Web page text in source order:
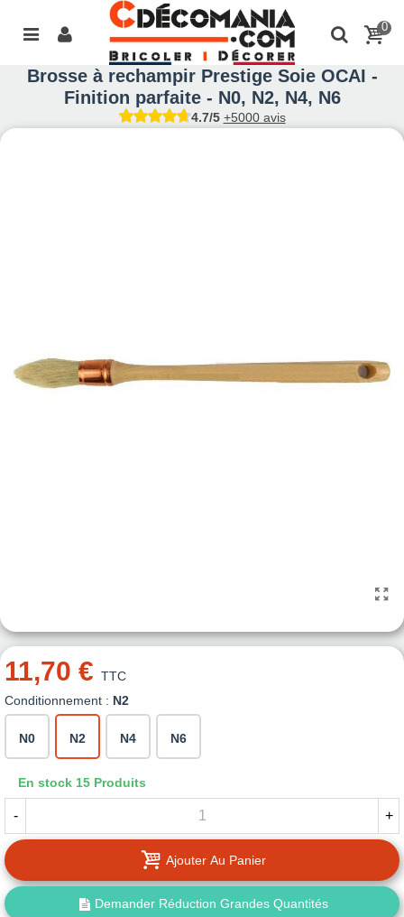
0
Brosse à rechampir Prestige Soie OCAI -
Finition parfaite - N0, N2, N4, N6
4.7/5 +5000 avis
11,70 € TTC
Conditionnement : N2
N0 N2 N4 N6
En stock 15 Produits
- +
Ajouter Au Panier
Demander Réduction Grandes Quantités